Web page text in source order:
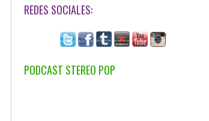
REDES SOCIALES:
PODCAST STEREO POP